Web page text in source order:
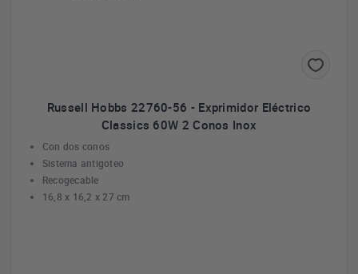
Russell Hobbs 22760-56 - Exprimidor Eléctrico
Classics 60W 2 Conos Inox
Con dos conos
Sistema antigoteo
Recogecable
16,8 x 16,2 x 27 cm